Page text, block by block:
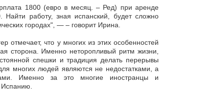
1800(евро в месяц. – Ред) приаренде
. Найти работу, зная испанский, будет сложно
городах", — – говорит Ирина.
отмечает, что у многих из этих особенностей
сторона. Именно неторопливый ритм жизни,
спешки и традиция делать перерывы
многих людей являются не недостатками, а
Именно за это многие иностранцы и